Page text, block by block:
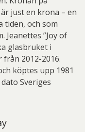
är just en krona – en
tiden, och som
Jeanettes ”Joy of
glasbruket i
2012-2016.
köptes upp 1981
Sveriges